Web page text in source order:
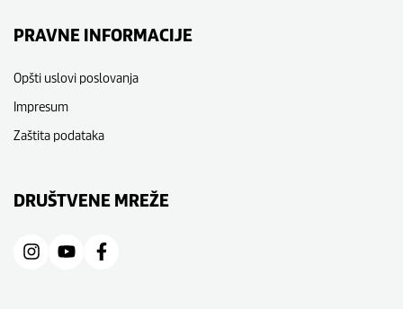
PRAVNE INFORMACIJE
Opšti uslovi poslovanja
Impresum
Zaštita podataka
DRUŠTVENE MREŽE